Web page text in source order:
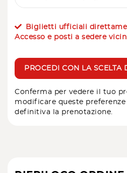
Biglietti ufficiali
Accesso e posti a sedere
PROCEDI CON LA SCELTA
Conferma per vedere il tuo
modificare queste
definitiva la prenotazione.